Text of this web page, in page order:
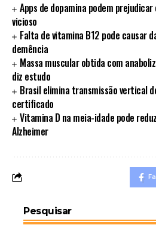
Apps de dopamina podem
vicioso
Falta de vitamina B12 pode causar
demência
Massa muscular obtida com
diz estudo
Brasil elimina transmissão vertical
certificado
Vitamina D na meia-idade pode
Alzheimer
Pesquisar